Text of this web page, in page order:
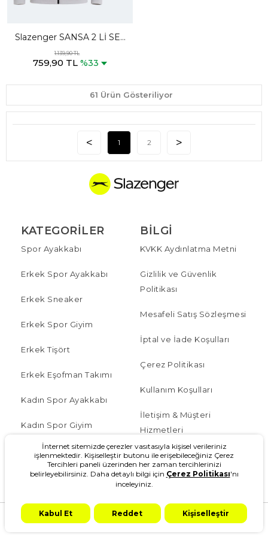
Slazenger SANSA 2 Lİ SET
Erkek Fermuarlı Dik Yaka
Cepli Gri - Koyu Gri Polar
1.139,90 TL
759,90 TL %33
61 Ürün Gösteriliyor
1 2
KATEGORILER
Spor Ayakkabı
Erkek Spor Ayakkabı
Erkek Sneaker
Erkek Spor Giyim
Erkek Tişört
Erkek Eşofman Takımı
Kadın Spor Ayakkabı
Kadın Spor Giyim
Çocuk
Blog
BILGI
KVKK Aydınlatma Metni
Gizlilik ve Güvenlik
Politikası
Mesafeli Satış Sözleşmesi
İptal ve İade Koşulları
Çerez Politikası
Kullanım Koşulları
İletişim & Müşteri
Hizmetleri
İşlem Rehberi
Sipariş Takip
Sıkça Sorulan Sorular
Kampanyalar
İnternet sitemizde çerezler vasıtasıyla kişisel verileriniz
işlenmektedir. Kişiselleştir butonu ile erişebileceğiniz Çerez
Tercihleri paneli üzerinden her zaman tercihlerinizi
belirleyebilirsiniz. Daha detaylı bilgi için Çerez Politikası'nı
inceleyiniz.
Kabul Et Reddet Kişiselleştir